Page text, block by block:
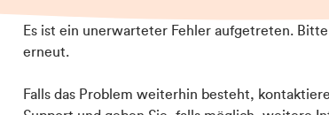
Es ist ein unerwarteter Fehler aufgetreten.
erneut.
Falls das Problem weiterhin besteht,